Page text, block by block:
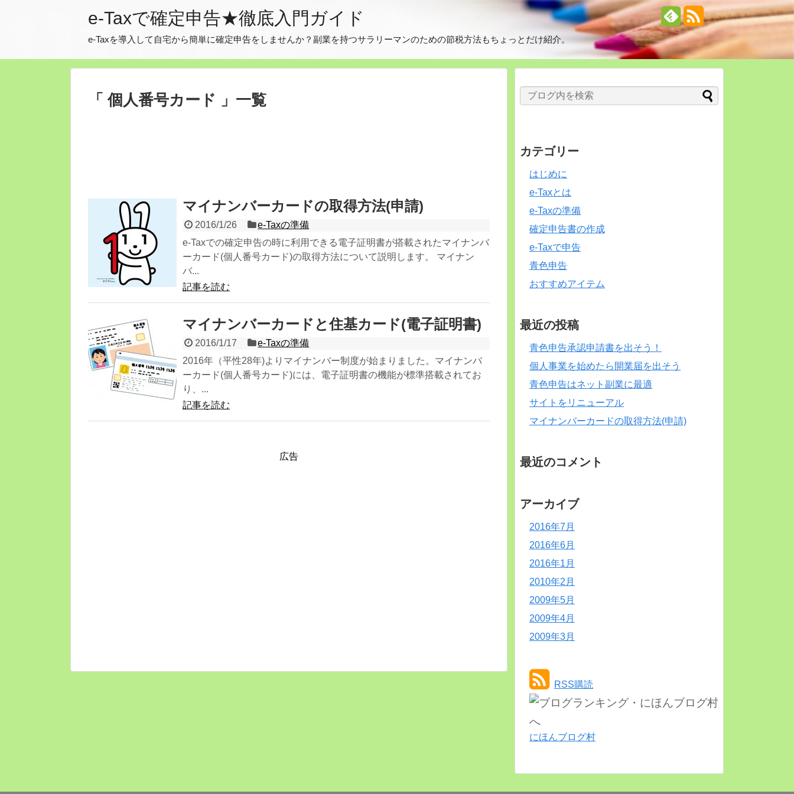
e-Taxで確定申告★徹底入門ガイド
e-Taxを導入して自宅から簡単に確定申告をしませんか？副業を持つサラリーマンのための節税方法もちょっとだけ紹介。
「 個人番号カード 」一覧
マイナンバーカードの取得方法(申請)
2016/1/26
e-Taxの準備
e-Taxでの確定申告の時に利用できる電子証明書が搭載されたマイナンバ
ーカード(個人番号カード)の取得方法について説明します。 マイナン
バ...
記事を読む
マイナンバーカードと住基カード(電子証明書)
2016/1/17
e-Taxの準備
2016年（平性28年)よりマイナンバー制度が始まりました。マイナンバ
ーカード(個人番号カード)には、電子証明書の機能が標準搭載されてお
り、...
記事を読む
広告
カテゴリー
はじめに
e-Taxとは
e-Taxの準備
確定申告書の作成
e-Taxで申告
青色申告
おすすめアイテム
最近の投稿
青色申告承認申請書を出そう！
個人事業を始めたら開業届を出そう
青色申告はネット副業に最適
サイトをリニューアル
マイナンバーカードの取得方法(申請)
最近のコメント
アーカイブ
2016年7月
2016年6月
2016年1月
2010年2月
2009年5月
2009年4月
2009年3月
RSS購読
にほんブログ村